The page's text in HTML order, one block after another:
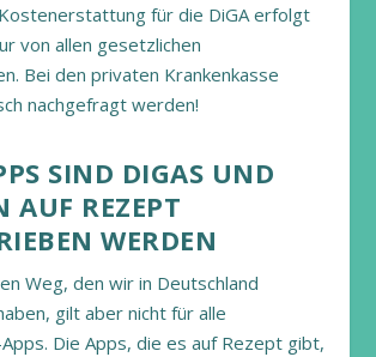
für die DiGA erfolgt
von allen gesetzlichen
Bei den privaten Krankenkasse
nachgefragt werden!
SIND DIGAS UND
AUF REZEPT
WERDEN
Weg, den wir in Deutschland
gilt aber nicht für alle
Die Apps, die es auf Rezept gibt,